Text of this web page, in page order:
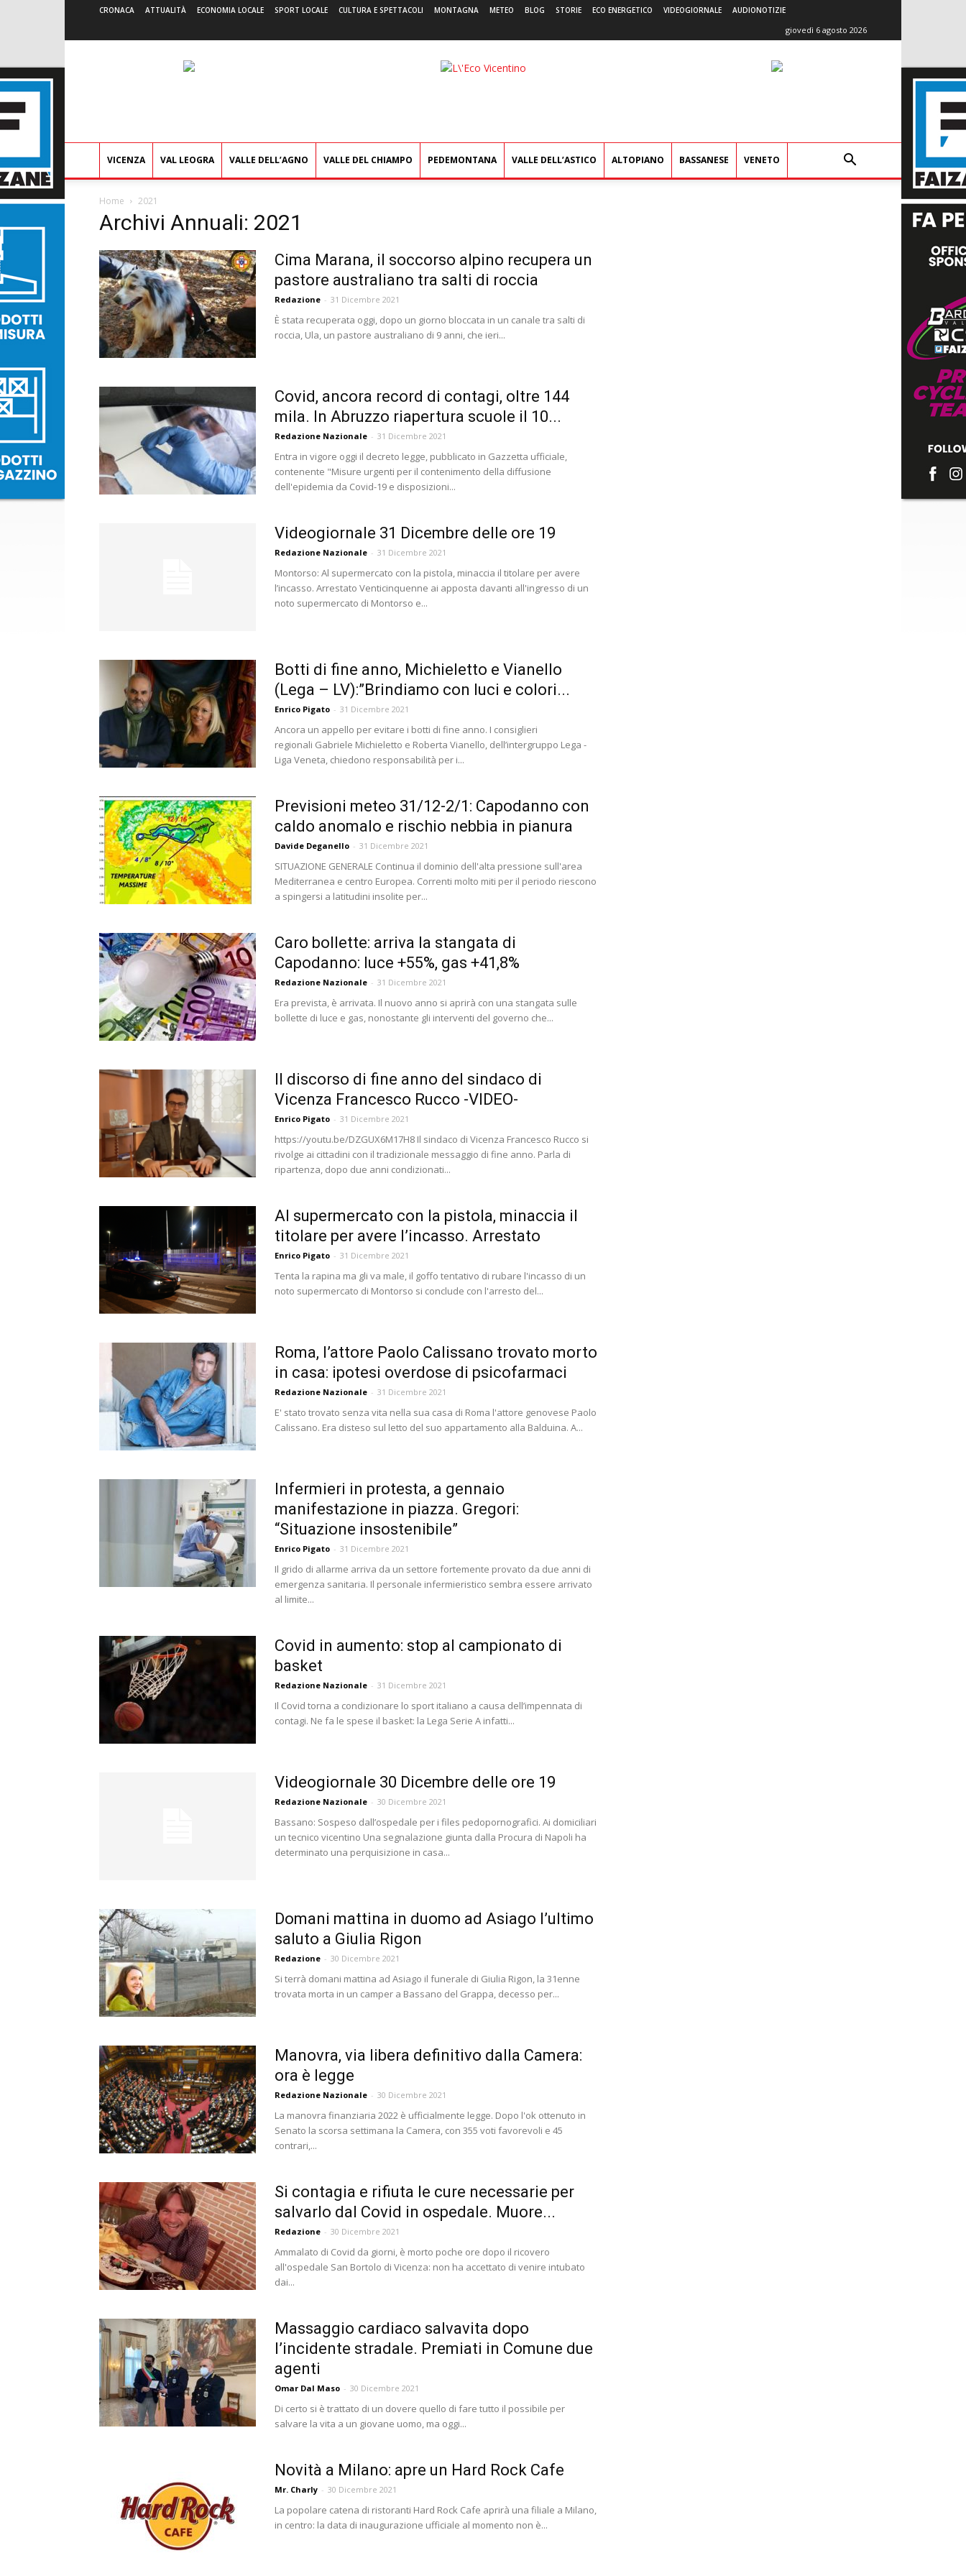
CRONACA ATTUALITÀ ECONOMIA LOCALE SPORT LOCALE CULTURA E SPETTACOLI MONTAGNA METEO BLOG STORIE ECO ENERGETICO VIDEOGIORNALE AUDIONOTIZIE
giovedì 6 agosto 2026
L'Eco
VICENZA VAL LEOGRA VALLE DELL’AGNO VALLE DEL CHIAMPO PEDEMONTANA VALLE DELL’ASTICO ALTOPIANO BASSANESE VENETO
Home 2021
Archivi Annuali: 2021
Cima Marana, il soccorso alpino recupera un
pastore australiano tra salti di roccia
Redazione - 31 Dicembre 2021
È stata recuperata oggi, dopo un giorno bloccata in un canale tra salti di
roccia, Ula, un pastore australiano di 9 anni, che ieri...
Covid, ancora record di contagi, oltre 144
mila. In Abruzzo riapertura scuole il 10...
Redazione Nazionale - 31 Dicembre 2021
Entra in vigore oggi il decreto legge, pubblicato in Gazzetta ufficiale,
contenente "Misure urgenti per il contenimento della diffusione
dell'epidemia da Covid-19 e disposizioni...
Videogiornale 31 Dicembre delle ore 19
Redazione Nazionale - 31 Dicembre 2021
Montorso: Al supermercato con la pistola, minaccia il titolare per avere
l’incasso. Arrestato Venticinquenne ai apposta davanti all'ingresso di un
noto supermercato di Montorso e...
Botti di fine anno, Michieletto e Vianello
(Lega – LV):”Brindiamo con luci e colori...
Enrico Pigato - 31 Dicembre 2021
Ancora un appello per evitare i botti di fine anno. I consiglieri
regionali Gabriele Michieletto e Roberta Vianello, dell’intergruppo Lega -
Liga Veneta, chiedono responsabilità per i...
Previsioni meteo 31/12-2/1: Capodanno con
caldo anomalo e rischio nebbia in pianura
Davide Deganello - 31 Dicembre 2021
SITUAZIONE GENERALE Continua il dominio dell'alta pressione sull'area
Mediterranea e centro Europea. Correnti molto miti per il periodo riescono
a spingersi a latitudini insolite per...
Caro bollette: arriva la stangata di
Capodanno: luce +55%, gas +41,8%
Redazione Nazionale - 31 Dicembre 2021
Era prevista, è arrivata. Il nuovo anno si aprirà con una stangata sulle
bollette di luce e gas, nonostante gli interventi del governo che...
Il discorso di fine anno del sindaco di
Vicenza Francesco Rucco -VIDEO-
Enrico Pigato - 31 Dicembre 2021
https://youtu.be/DZGUX6M17H8 Il sindaco di Vicenza Francesco Rucco si
rivolge ai cittadini con il tradizionale messaggio di fine anno. Parla di
ripartenza, dopo due anni condizionati...
Al supermercato con la pistola, minaccia il
titolare per avere l’incasso. Arrestato
Enrico Pigato - 31 Dicembre 2021
Tenta la rapina ma gli va male, il goffo tentativo di rubare l'incasso di un
noto supermercato di Montorso si conclude con l'arresto del...
Roma, l’attore Paolo Calissano trovato morto
in casa: ipotesi overdose di psicofarmaci
Redazione Nazionale - 31 Dicembre 2021
E' stato trovato senza vita nella sua casa di Roma l'attore genovese Paolo
Calissano. Era disteso sul letto del suo appartamento alla Balduina. A...
Infermieri in protesta, a gennaio
manifestazione in piazza. Gregori:
“Situazione insostenibile”
Enrico Pigato - 31 Dicembre 2021
Il grido di allarme arriva da un settore fortemente provato da due anni di
emergenza sanitaria. Il personale infermieristico sembra essere arrivato
al limite...
Covid in aumento: stop al campionato di
basket
Redazione Nazionale - 31 Dicembre 2021
Il Covid torna a condizionare lo sport italiano a causa dell’impennata di
contagi. Ne fa le spese il basket: la Lega Serie A infatti...
Videogiornale 30 Dicembre delle ore 19
Redazione Nazionale - 30 Dicembre 2021
Bassano: Sospeso dall’ospedale per i files pedopornografici. Ai domiciliari
un tecnico vicentino Una segnalazione giunta dalla Procura di Napoli ha
determinato una perquisizione in casa...
Domani mattina in duomo ad Asiago l’ultimo
saluto a Giulia Rigon
Redazione - 30 Dicembre 2021
Si terrà domani mattina ad Asiago il funerale di Giulia Rigon, la 31enne
trovata morta in un camper a Bassano del Grappa, decesso per...
Manovra, via libera definitivo dalla Camera:
ora è legge
Redazione Nazionale - 30 Dicembre 2021
La manovra finanziaria 2022 è ufficialmente legge. Dopo l'ok ottenuto in
Senato la scorsa settimana la Camera, con 355 voti favorevoli e 45
contrari,...
Si contagia e rifiuta le cure necessarie per
salvarlo dal Covid in ospedale. Muore...
Redazione - 30 Dicembre 2021
Ammalato di Covid da giorni, è morto poche ore dopo il ricovero
all'ospedale San Bortolo di Vicenza: non ha accettato di venire intubato
dai...
Massaggio cardiaco salvavita dopo
l’incidente stradale. Premiati in Comune due
agenti
Omar Dal Maso - 30 Dicembre 2021
Di certo si è trattato di un dovere quello di fare tutto il possibile per
salvare la vita a un giovane uomo, ma oggi...
Novità a Milano: apre un Hard Rock Cafe
Mr. Charly - 30 Dicembre 2021
La popolare catena di ristoranti Hard Rock Cafe aprirà una filiale a Milano,
in centro: la data di inaugurazione ufficiale al momento non è...